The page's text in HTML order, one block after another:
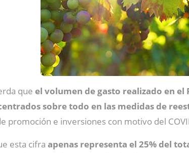
que el volumen de gasto realizado en el
sobre todo en las medidas de
promoción e inversiones con motivo del
esta cifra apenas representa el 25% del